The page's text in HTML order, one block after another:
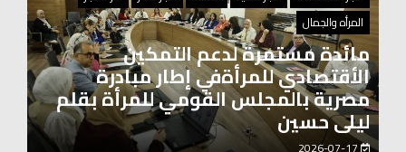
المرأه والجمال
مائدة مستمرة لدعم التمكين
الأقتصادي للمرأةفي إطار مبادرة
مصرية بالمجلس القومي للمرأة بقلم
ليلى حسين